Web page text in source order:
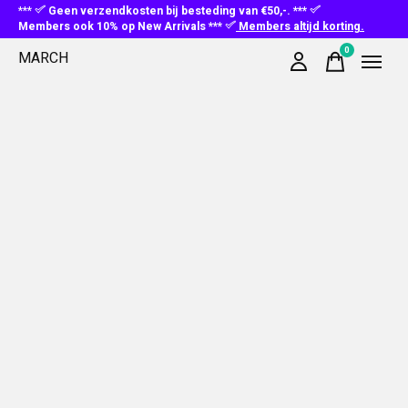
***
Geen verzendkosten bij besteding van €50,-. ***
Members ook 10% op New Arrivals ***
Members altijd korting.
MARCH 0items